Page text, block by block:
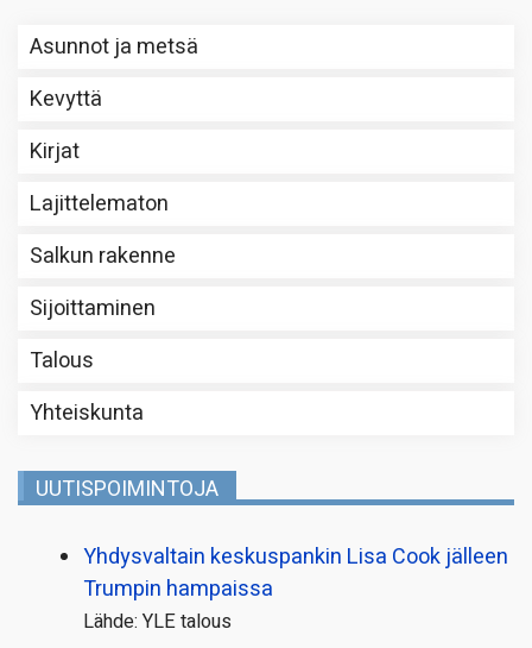
Asunnot ja metsä
Kevyttä
Kirjat
Lajittelematon
Salkun rakenne
Sijoittaminen
Talous
Yhteiskunta
UUTISPOIMINTOJA
Yhdysvaltain keskuspankin Lisa Cook jälleen
Trumpin hampaissa
Lähde: YLE talous